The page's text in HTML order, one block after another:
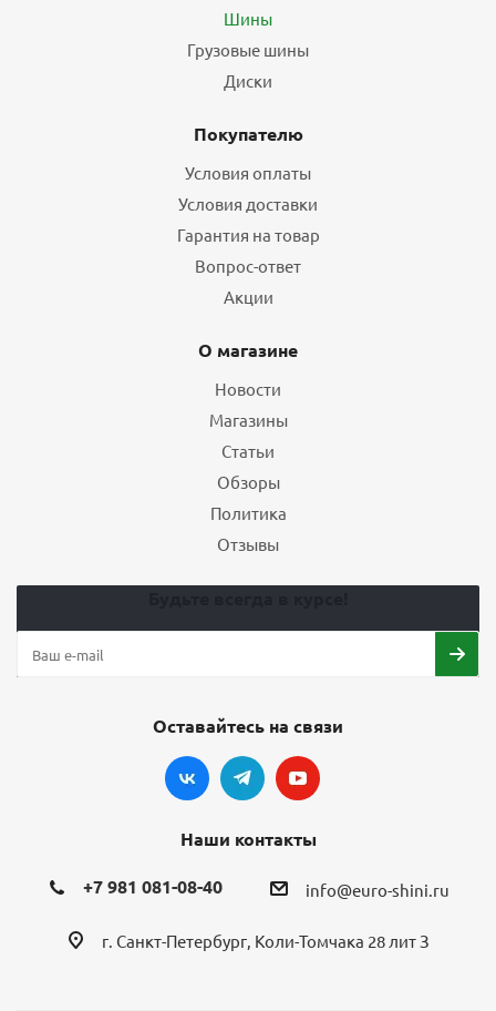
Шины
Грузовые шины
Диски
Покупателю
Условия оплаты
Условия доставки
Гарантия на товар
Вопрос-ответ
Акции
О магазине
Новости
Магазины
Статьи
Обзоры
Политика
Отзывы
Оставайтесь на связи
Наши контакты
+7 981 081-08-40 info@euro-shini.ru
г. Санкт-Петербург, Коли-Томчака 28 лит З